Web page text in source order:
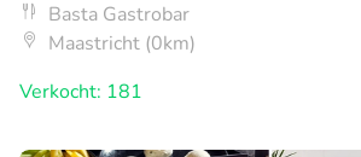
Basta Gastrobar
Maastricht (0km)
Verkocht: 181